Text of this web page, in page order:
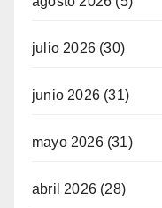
julio 2026 (30)
junio 2026 (31)
mayo 2026(31)
abril 2026 (28)